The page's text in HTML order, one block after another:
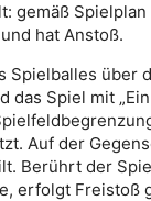
gemäß
hat Anstoß.
Spielballes über
das Spiel mit
Auf der
Berührt der
erfolgt Freistoß